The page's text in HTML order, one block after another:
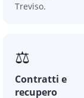
Treviso.
⚖️
Contratti e
recupero